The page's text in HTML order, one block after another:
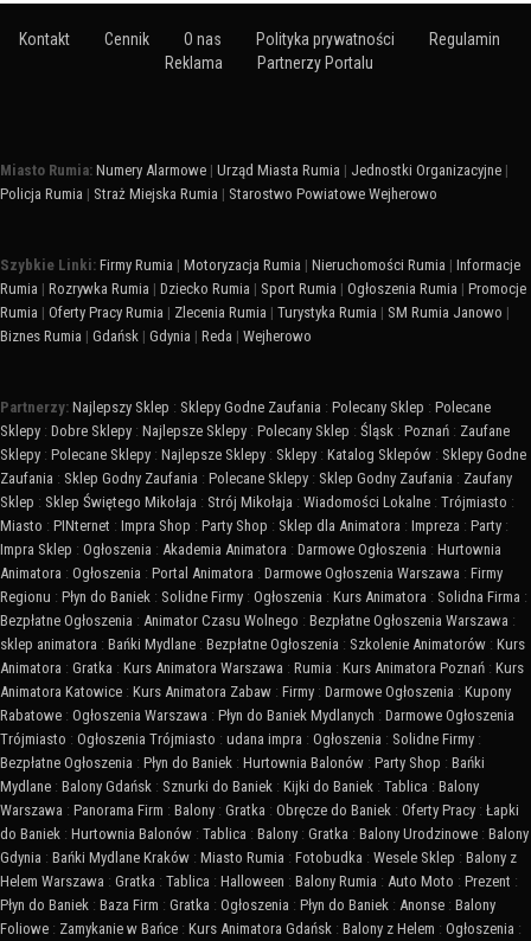
Kontakt Cennik O nas Polityka prywatności
Regulamin
Reklama
Partnerzy Portalu
Miasto Rumia: Numery Alarmowe | Urząd Miasta Rumia | Jednostki Organizacyjne |
Policja Rumia | Straż Miejska Rumia | Starostwo Powiatowe Wejherowo
Szybkie Linki: Firmy Rumia | Motoryzacja Rumia | Nieruchomości Rumia | Informacje
Rumia | Rozrywka Rumia | Dziecko Rumia | Sport Rumia | Ogłoszenia Rumia | Promocje
Rumia | Oferty Pracy Rumia | Zlecenia Rumia | Turystyka Rumia | SM Rumia Janowo |
Biznes Rumia | Gdańsk | Gdynia | Reda | Wejherowo
Partnerzy: Najlepszy Sklep : Sklepy Godne Zaufania : Polecany Sklep : Polecane
Sklepy : Dobre Sklepy : Najlepsze Sklepy : Polecany Sklep : Śląsk : Poznań : Zaufane
Sklepy : Polecane Sklepy : Najlepsze Sklepy : Sklepy : Katalog Sklepów : Sklepy Godne
Zaufania : Sklep Godny Zaufania : Polecane Sklepy : Sklep Godny Zaufania : Zaufany
Sklep : Sklep Świętego Mikołaja : Strój Mikołaja : Wiadomości Lokalne : Trójmiasto :
Miasto : PINternet : Impra Shop : Party Shop : Sklep dla Animatora : Impreza : Party :
Impra Sklep : Ogłoszenia : Akademia Animatora : Darmowe Ogłoszenia : Hurtownia
Animatora : Ogłoszenia : Portal Animatora : Darmowe Ogłoszenia Warszawa : Firmy
Regionu : Płyn do Baniek : Solidne Firmy : Ogłoszenia : Kurs Animatora : Solidna Firma :
Bezpłatne Ogłoszenia : Animator Czasu Wolnego : Bezpłatne Ogłoszenia Warszawa :
sklep animatora : Bańki Mydlane : Bezpłatne Ogłoszenia : Szkolenie Animatorów : Kurs
Animatora : Gratka : Kurs Animatora Warszawa : Rumia : Kurs Animatora Poznań : Kurs
Animatora Katowice : Kurs Animatora Zabaw : Firmy : Darmowe Ogłoszenia : Kupony
Rabatowe : Ogłoszenia Warszawa : Płyn do Baniek Mydlanych : Darmowe Ogłoszenia
Trójmiasto : Ogłoszenia Trójmiasto : udana impra : Ogłoszenia : Solidne Firmy :
Bezpłatne Ogłoszenia : Płyn do Baniek : Hurtownia Balonów : Party Shop : Bańki
Mydlane : Balony Gdańsk : Sznurki do Baniek : Kijki do Baniek : Tablica : Balony
Warszawa : Panorama Firm : Balony : Gratka : Obręcze do Baniek : Oferty Pracy : Łapki
do Baniek : Hurtownia Balonów : Tablica : Balony : Gratka : Balony Urodzinowe : Balony
Gdynia : Bańki Mydlane Kraków : Miasto Rumia : Fotobudka : Wesele Sklep : Balony z
Helem Warszawa : Gratka : Tablica : Halloween : Balony Rumia : Auto Moto : Prezent :
Płyn do Baniek : Baza Firm : Gratka : Ogłoszenia : Płyn do Baniek : Anonse : Balony
Foliowe : Zamykanie w Bańce : Kurs Animatora Gdańsk : Balony z Helem : Ogłoszenia :